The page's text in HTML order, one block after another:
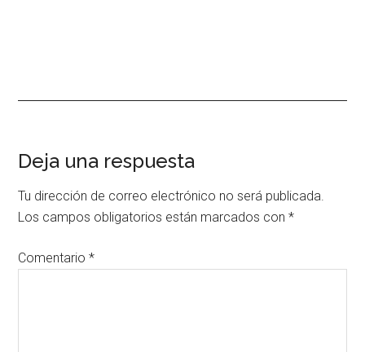
Interacciones
con
los
lectores
Deja una respuesta
Tu dirección de correo electrónico no será publicada.
Los campos obligatorios están marcados con*
Comentario*